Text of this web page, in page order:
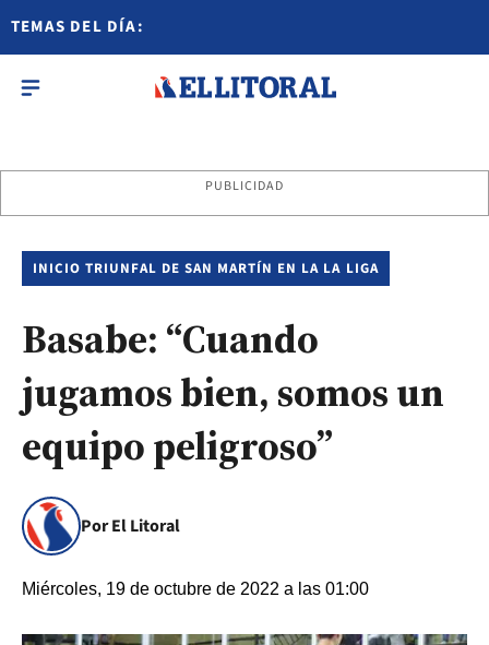
TEMAS DEL DÍA:
PUBLICIDAD
INICIO TRIUNFAL DE SAN MARTÍN EN LA LA LIGA
Basabe: “Cuando
jugamos bien, somos un
equipo peligroso”
Por El Litoral
Miércoles, 19 de octubre de 2022 a las 01:00